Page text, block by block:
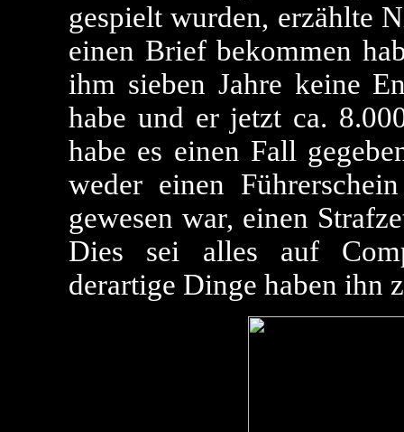
gespielt wurden, erzählte
einen Brief bekommen
ihm sieben Jahre keine
habe und er jetzt ca.
habe es einen Fall
weder einen
gewesen war, einen
Dies sei alles auf
derartige Dinge haben ihn